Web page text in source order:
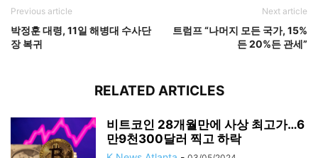
Previous article
박정훈 대령, 11일 해병대 수사단
장 복귀
Next article
트럼프 “나머지 모든 국가, 15%
든 20%든 관세”
RELATED ARTICLES
비트코인 28개월만에 사상 최고가…6
만9천300달러 찍고 하락